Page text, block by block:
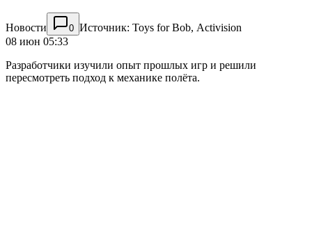
Новости 0 Источник: Toys for Bob, Activision
08 июн 05:33
Разработчики изучили опыт прошлых игр и решили
пересмотреть подход к механике полёта.